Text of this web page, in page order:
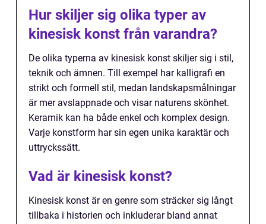
Hur skiljer sig olika typer av
kinesisk konst från varandra?
De olika typerna av kinesisk konst skiljer sig i stil,
teknik och ämnen. Till exempel har kalligrafi en
strikt och formell stil, medan landskapsmålningar
är mer avslappnade och visar naturens skönhet.
Keramik kan ha både enkel och komplex design.
Varje konstform har sin egen unika karaktär och
uttryckssätt.
Vad är kinesisk konst?
Kinesisk konst är en genre som sträcker sig långt
tillbaka i historien och inkluderar bland annat